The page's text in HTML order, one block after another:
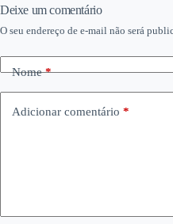
Deixe um comentário
O seu endereço de e-mail não será
Nome*
Adicionar comentário *